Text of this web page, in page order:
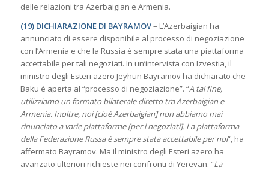
delle relazioni tra Azerbaigian e Armenia.
(19) DICHIARAZIONE DI BAYRAMOV– L’Azerbaigian ha
annunciato di essere disponibile al processo di negoziazione
con l’Armenia e che la Russia è sempre stata una piattaforma
accettabile per tali negoziati. In un’intervista con Izvestia, il
ministro degli Esteri azero Jeyhun Bayramov ha dichiarato che
Baku è aperta al “processo di negoziazione”. “A tal fine,
utilizziamo un formato bilaterale diretto tra Azerbaigian e
Armenia. Inoltre, noi [cioè Azerbaigian] non abbiamo mai
rinunciato a varie piattaforme [per i negoziati]. La piattaforma
della Federazione Russa è sempre stata accettabile per noi“, ha
affermato Bayramov. Ma il ministro degli Esteri azero ha
avanzato ulteriori richieste nei confronti di Yerevan. “La